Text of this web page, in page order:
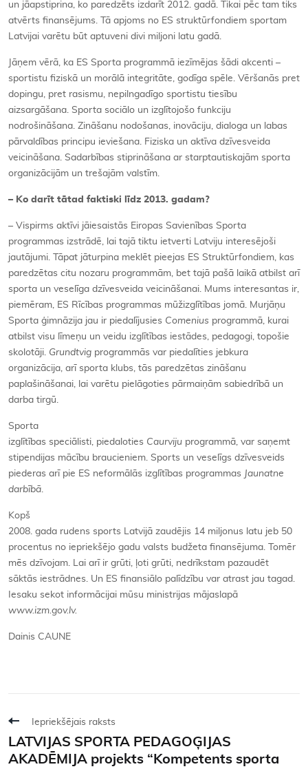
un jāapstiprina, ko paredzēts izdarīt 2012. gadā. Tikai pēc tam tiks
atvērts finansējums. Tā apjoms no ES struktūrfondiem sportam
Latvijai varētu būt aptuveni divi miljoni latu gadā.
Jāņem vērā, ka ES Sporta programmā iezīmējas šādi akcenti –
sportistu fiziskā un morālā integritāte, godīga spēle. Vēršanās pret
dopingu, pret rasismu, nepilngadīgo sportistu tiesību
aizsargāšana. Sporta sociālo un izglītojošo funkciju
nodrošināšana. Zināšanu nodošanas, inovāciju, dialoga un labas
pārvaldības principu ieviešana. Fiziska un aktīva dzīvesveida
veicināšana. Sadarbības stiprināšana ar starptautiskajām sporta
organizācijām un trešajām valstīm.
– Ko darīt tātad faktiski līdz 2013. gadam?
– Vispirms aktīvi jāiesaistās Eiropas Savienības Sporta
programmas izstrādē, lai tajā tiktu ietverti Latviju interesējoši
jautājumi. Tāpat jāturpina meklēt pieejas ES Struktūrfondiem, kas
paredzētas citu nozaru programmām, bet tajā pašā laikā atbilst arī
sporta un veselīga dzīvesveida veicināšanai. Mums interesantas ir,
piemēram, ES Rīcības programmas mūžizglītības jomā. Murjāņu
Sporta ģimnāzija jau ir piedalījusies Comenius programmā, kurai
atbilst visu līmeņu un veidu izglītības iestādes, pedagogi, topošie
skolotāji. Grundtvig programmās var piedalīties jebkura
organizācija, arī sporta klubs, tās paredzētas zināšanu
paplašināšanai, lai varētu pielāgoties pārmaiņām sabiedrībā un
darba tirgū.
Sporta
izglītības speciālisti, piedaloties Caurviju programmā, var saņemt
stipendijas mācību braucieniem. Sports un veselīgs dzīvesveids
piederas arī pie ES neformālās izglītības programmas Jaunatne
darbībā.
Kopš
2008. gada rudens sports Latvijā zaudējis 14 miljonus latu jeb 50
procentus no iepriekšējo gadu valsts budžeta finansējuma. Tomēr
mēs dzīvojam. Lai arī ir grūti, ļoti grūti, nedrīkstam pazaudēt
sāktās iestrādnes. Un ES finansiālo palīdzību var atrast jau tagad.
Iesaku sekot informācijai mūsu ministrijas mājaslapā
www.izm.gov.lv.
Dainis CAUNE
Iepriekšējais raksts
LATVIJAS SPORTA PEDAGOĢIJAS
AKADĒMIJA projekts “Kompetents sporta